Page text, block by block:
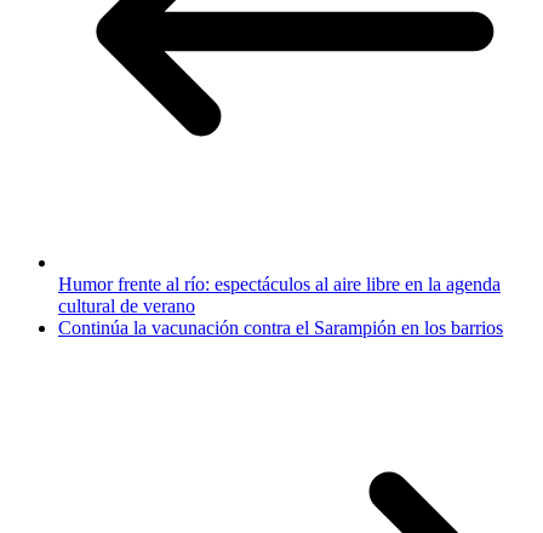
Humor frente al río: espectáculos al aire libre en la agenda
cultural de verano
Continúa la vacunación contra el Sarampión en los barrios